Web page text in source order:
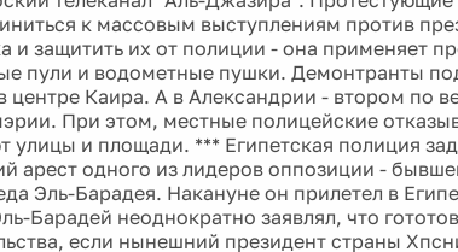
к массовым выступлениям против
и защитить их от полиции - она применяет
пули и водометные пушки. Демонтранты
центре Каира. А в Александрии - втором по
При этом, местные полицейские
улицы и площади. *** Египетская полиция
арест одного из лидеров оппозиции -
Эль-Барадея. Накануне он прилетел в
Барадей неоднократно заявлял, что
если нынешний президент страны